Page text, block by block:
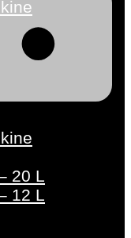
20 L
12 L